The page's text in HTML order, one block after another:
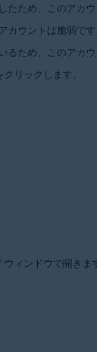
ため、このアカウ
ウントは脆弱です
ため、このアカウ
クリックします。
ィンドウで開きま